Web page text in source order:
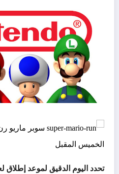
تحدد اليوم الدقيق لموعد إطلاق